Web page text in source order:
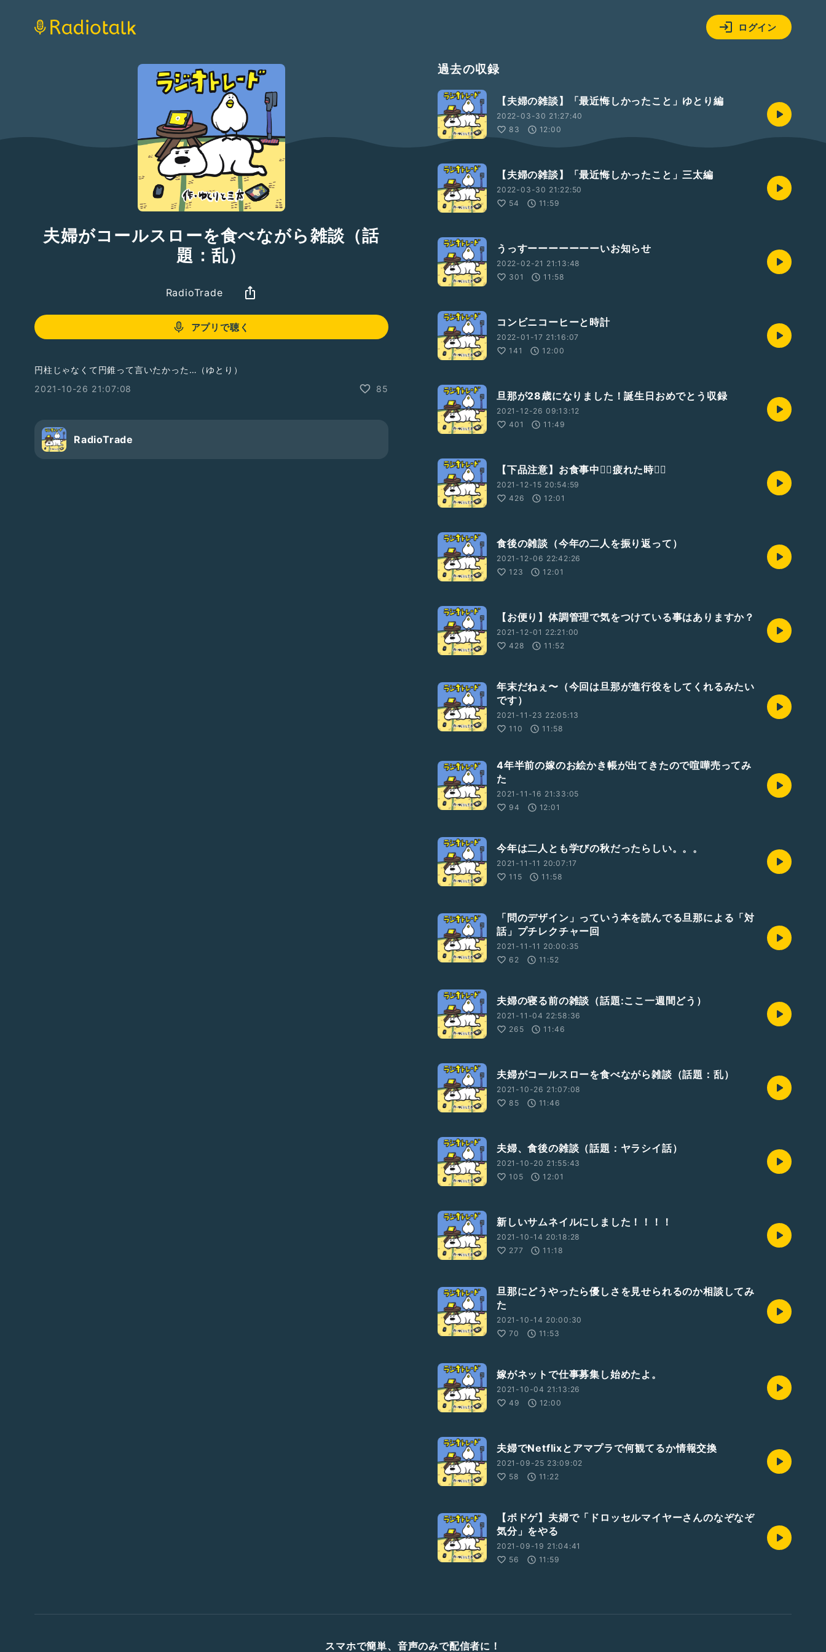
ログイン
夫婦がコールスローを食べながら雑談（話
題：乱）
RadioTrade
アプリで聴く
円柱じゃなくて円錐って言いたかった…（ゆとり）
2021-10-26 21:07:08
85
RadioTrade
過去の収録
【夫婦の雑談】「最近悔しかったこと」ゆとり編
2022-03-30 21:27:40
83
12:00
【夫婦の雑談】「最近悔しかったこと」三太編
2022-03-30 21:22:50
54
11:59
うっすーーーーーーーいお知らせ
2022-02-21 21:13:48
301
11:58
コンビニコーヒーと時計
2022-01-17 21:16:07
141
12:00
旦那が28歳になりました！誕生日おめでとう収録
2021-12-26 09:13:12
401
11:49
【下品注意】お食事中🙅‍♂️疲れた時🙆‍♀️
2021-12-15 20:54:59
426
12:01
食後の雑談（今年の二人を振り返って）
2021-12-06 22:42:26
123
12:01
【お便り】体調管理で気をつけている事はありますか？
2021-12-01 22:21:00
428
11:52
年末だねぇ〜（今回は旦那が進行役をしてくれるみたい
です）
2021-11-23 22:05:13
110
11:58
4年半前の嫁のお絵かき帳が出てきたので喧嘩売ってみ
た
2021-11-16 21:33:05
94
12:01
今年は二人とも学びの秋だったらしい。。。
2021-11-11 20:07:17
115
11:58
「問のデザイン」っていう本を読んでる旦那による「対
話」プチレクチャー回
2021-11-11 20:00:35
62
11:52
夫婦の寝る前の雑談（話題:ここ一週間どう）
2021-11-04 22:58:36
265
11:46
夫婦がコールスローを食べながら雑談（話題：乱）
2021-10-26 21:07:08
85
11:46
夫婦、食後の雑談（話題：ヤラシイ話）
2021-10-20 21:55:43
105
12:01
新しいサムネイルにしました！！！！
2021-10-14 20:18:28
277
11:18
旦那にどうやったら優しさを見せられるのか相談してみ
た
2021-10-14 20:00:30
70
11:53
嫁がネットで仕事募集し始めたよ。
2021-10-04 21:13:26
49
12:00
夫婦でNetflixとアマプラで何観てるか情報交換
2021-09-25 23:09:02
58
11:22
【ボドゲ】夫婦で「ドロッセルマイヤーさんのなぞなぞ
気分」をやる
2021-09-19 21:04:41
56
11:59
スマホで簡単、音声のみで配信者に！